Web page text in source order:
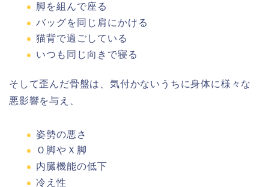
脚を組んで座る
バッグを同じ肩にかける
猫背で過ごしている
いつも同じ向きで寝る
そして歪んだ骨盤は、気付かないうちに身体に様々な
悪影響を与え、
姿勢の悪さ
Ｏ脚やＸ脚
内臓機能の低下
冷え性